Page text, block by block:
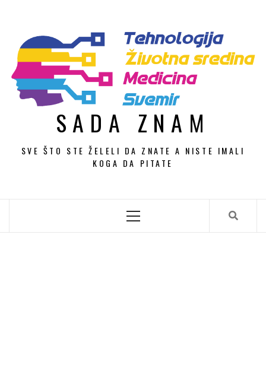
content
SADA ZNAM
SVE ŠTO STE ŽELELI DA ZNATE A NISTE IMALI
KOGA DA PITATE
Menu